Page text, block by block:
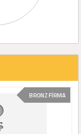
BRONZ FİRMA